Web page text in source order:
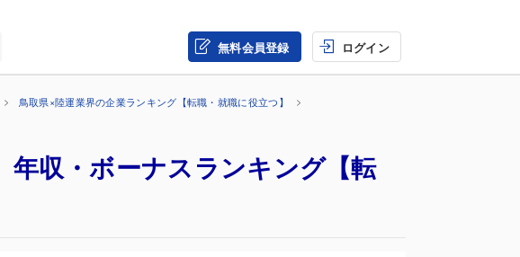
無料会員登録 ログイン
鳥取県×陸運業界の企業ランキング【転職・就職に役立つ】
収・ボーナスランキング【転